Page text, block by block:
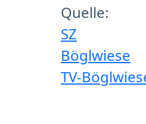
Quelle:
SZ
Böglwiese
TV-